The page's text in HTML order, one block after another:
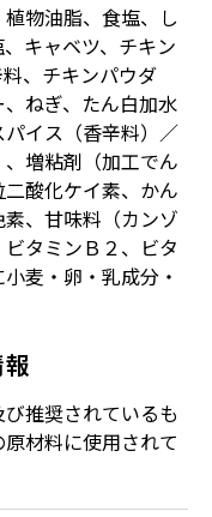
物油脂、食塩、し
キャベツ、チキン
、チキンパウダ
ねぎ、たん白加水
イス（香辛料）／
増粘剤（加工でん
酸化ケイ素、かん
、甘味料（カンゾ
タミンＢ２、ビタ
麦・卵・乳成分・
推奨されているも
材料に使用されて